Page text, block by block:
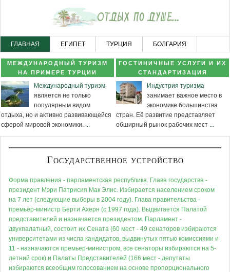
ГЛАВНАЯ ЕГИПЕТ ТУРЦИЯ БОЛГАРИЯ
ЧЕРНОГОРИЯ НОВОСТНОЙ РАЗДЕЛ КАРТА САЙТА
МЕЖДУНАРОДНЫЙ ТУРИЗМ
НА ПРИМЕРЕ ТУРЦИИ
Международный туризм
является не только
популярным видом
отдыха, но и активно развивающейся
сферой мировой экономики. ...
ГОСТИНИЧНЫЕ УСЛУГИ И ИХ
СТАНДАРТИЗАЦИЯ
Индустрия туризма
занимает важное место в
экономике большинства
стран. Её развитие представляет
обширный рынок рабочих мест ...
Государственное устройство
Форма правления - парламентская республика. Глава государства -
президент Мэри Патрисия Мак Элис. Избирается населением сроком
на 7 лет (следующие выборы в 2004 году). Глава правительства -
премьер-министр Берти Ахерн (с 1997 года). Выдвигается Палатой
представителей и назначается президентом. Парламент -
двухпалатный, состоит их Сената (60 мест - 49 сенаторов избираются
университетами из числа кандидатов, выдвинутых пятью комиссиями и
11 - назначаются премьер-министром, все сенаторы избираются на 5-
летний срок) и Палаты Представителей (166 мест - депутаты
избираются всеобщим голосованием на основе пропорционального